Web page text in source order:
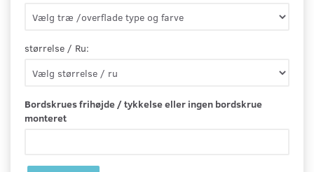
størrelse / Ru:
Bordskrues frihøjde / tykkelse eller ingen bordskrue
monteret